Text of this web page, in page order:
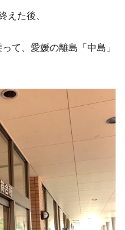
えた後、
て、愛媛の離島「中島」